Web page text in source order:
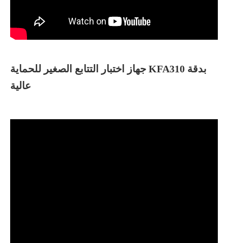
جهاز اختبار التتابع الصغير للحماية KFA310 بدقة
عالية